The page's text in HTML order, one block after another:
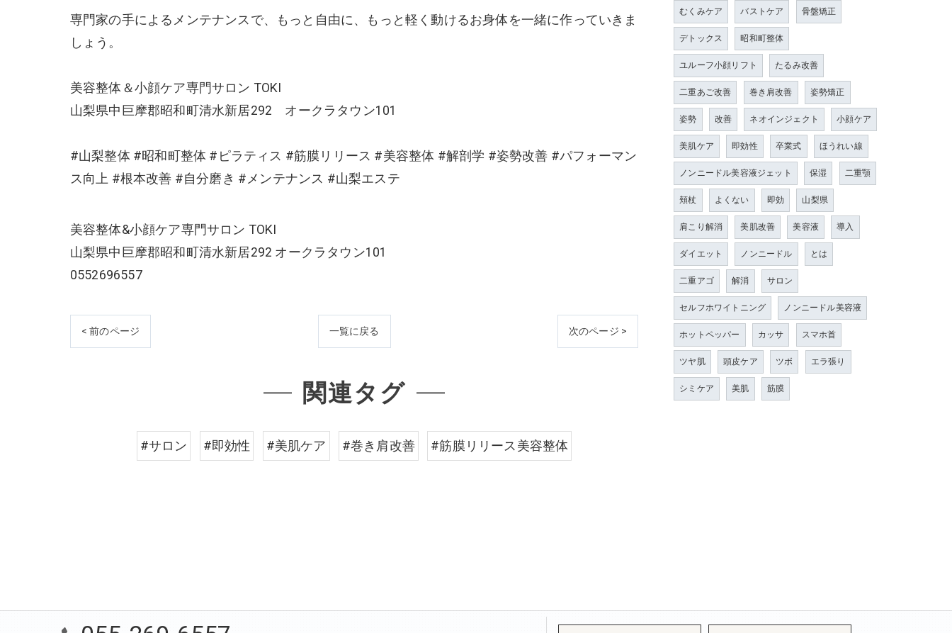
専門家の手によるメンテナンスで、もっと自由に、もっと軽く動けるお身体を一緒に作っていきま
しょう。
美容整体＆小顔ケア専門サロン TOKI
山梨県中巨摩郡昭和町清水新居292 オークラタウン101
#山梨整体 #昭和町整体 #ピラティス #筋膜リリース #美容整体 #解剖学 #姿勢改善 #パフォーマン
ス向上 #根本改善 #自分磨き #メンテナンス #山梨エステ
美容整体&小顔ケア専門サロン TOKI
山梨県中巨摩郡昭和町清水新居292 オークラタウン101
0552696557
< 前のページ 一覧に戻る 次のページ >
関連タグ
#サロン #即効性 #美肌ケア #巻き肩改善 #筋膜リリース美容整体
むくみケア バストケア 骨盤矯正
デトックス 昭和町整体
ユルーフ小顔リフト たるみ改善
二重あご改善 巻き肩改善 姿勢矯正
姿勢 改善 ネオインジェクト 小顔ケア
美肌ケア 即効性 卒業式 ほうれい線
ノンニードル美容液ジェット 保湿 二重顎
頬杖 よくない 即効 山梨県
肩こり解消 美肌改善 美容液 導入
ダイエット ノンニードル とは
二重アゴ 解消 サロン
セルフホワイトニング ノンニードル美容液
ホットペッパー カッサ スマホ首
ツヤ肌 頭皮ケア ツボ エラ張り
シミケア 美肌 筋膜